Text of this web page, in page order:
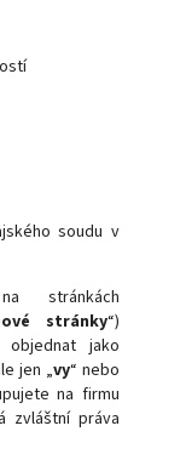
soudu v
stránkách
stránky“)
jako
jen „vy“ nebo
na firmu
zvláštní práva